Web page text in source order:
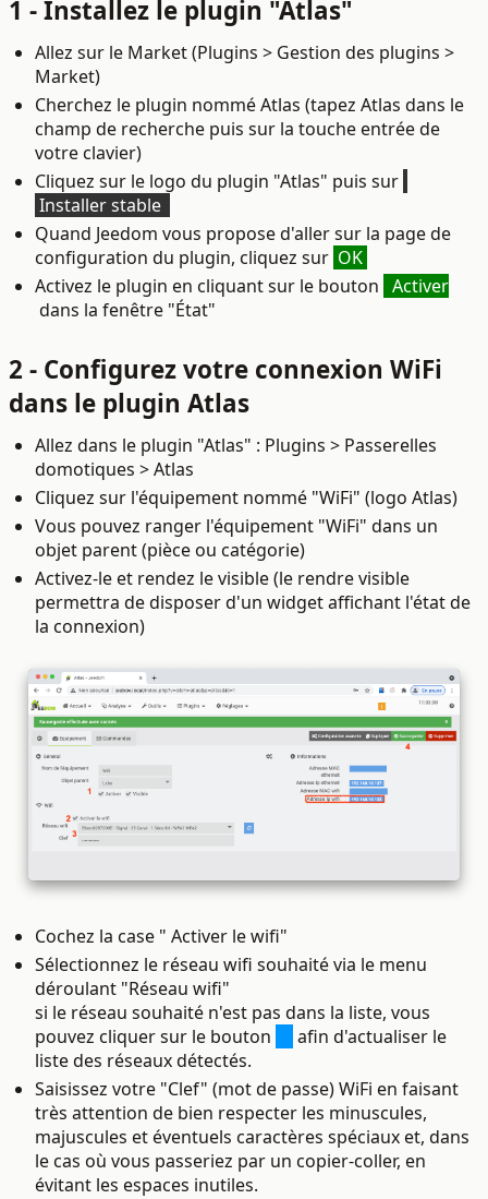
1 - Installez le plugin "Atlas"
Allez sur le Market (Plugins > Gestion des plugins >
Market)
Cherchez le plugin nommé Atlas (tapez Atlas dans le
champ de recherche puis sur la touche entrée de
votre clavier)
Cliquez sur le logo du plugin "Atlas" puis sur
Installer stable
Quand Jeedom vous propose d'aller sur la page de
configuration du plugin, cliquez sur OK
Activez le plugin en cliquant sur le bouton Activer
dans la fenêtre "État"
2 - Configurez votre connexion WiFi
dans le plugin Atlas
Allez dans le plugin "Atlas" : Plugins > Passerelles
domotiques > Atlas
Cliquez sur l'équipement nommé "WiFi" (logo Atlas)
Vous pouvez ranger l'équipement "WiFi" dans un
objet parent (pièce ou catégorie)
Activez-le et rendez le visible (le rendre visible
permettra de disposer d'un widget affichant l'état de
la connexion)
Cochez la case " Activer le wifi"
Sélectionnez le réseau wifi souhaité via le menu
déroulant "Réseau wifi"
si le réseau souhaité n'est pas dans la liste, vous
pouvez cliquer sur le bouton
afin d'actualiser le
liste des réseaux détectés.
Saisissez votre "Clef" (mot de passe) WiFi en faisant
très attention de bien respecter les minuscules,
majuscules et éventuels caractères spéciaux et, dans
le cas où vous passeriez par un copier-coller, en
évitant les espaces inutiles.